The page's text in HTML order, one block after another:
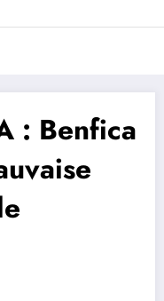
du football
: Benfica